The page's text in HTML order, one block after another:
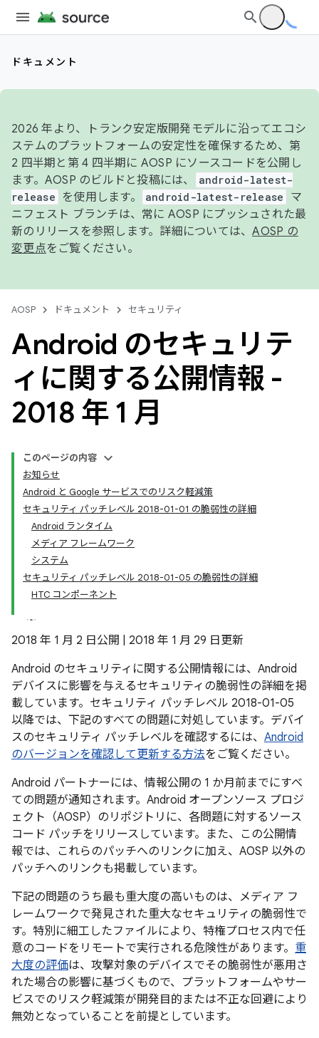
ドキュメント
2026 年より、トランク安定版開発モデルに沿ってエコシ
ステムのプラットフォームの安定性を確保するため、第
2 四半期と第 4 四半期に AOSP にソースコードを公開し
ます。AOSP のビルドと投稿には、
android-latest-
release
を使用します。 android-latest-release
マ
ニフェスト ブランチは、常に AOSP にプッシュされた最
新のリリースを参照します。詳細については、AOSP の
変更点をご覧ください。
AOSP ドキュメント セキュリティ
Android のセキュリテ
ィに関する公開情報 -
2018 年 1 月
このページの内容
お知らせ
Android と Google サービスでのリスク軽減策
セキュリティ パッチレベル 2018-01-01 の脆弱性の詳細
Android ランタイム
メディア フレームワーク
システム
セキュリティ パッチレベル 2018-01-05 の脆弱性の詳細
HTC コンポーネント
2018 年 1 月 2 日公開 | 2018 年 1 月 29 日更新
Android のセキュリティに関する公開情報には、Android
デバイスに影響を与えるセキュリティの脆弱性の詳細を掲
載しています。セキュリティ パッチレベル 2018-01-05
以降では、下記のすべての問題に対処しています。デバイ
スのセキュリティ パッチレベルを確認するには、 Android
のバージョンを確認して更新する方法をご覧ください。
Android パートナーには、情報公開の 1 か月前までにすべ
ての問題が通知されます。Android オープンソース プロジ
ェクト（AOSP）のリポジトリに、各問題に対するソース
コード パッチをリリースしています。また、この公開情
報では、これらのパッチへのリンクに加え、AOSP 以外の
パッチへのリンクも掲載しています。
下記の問題のうち最も重大度の高いものは、メディア フ
レームワークで発見された重大なセキュリティの脆弱性で
す。特別に細工したファイルにより、特権プロセス内で任
意のコードをリモートで実行される危険性があります。 重
大度の評価は、攻撃対象のデバイスでその脆弱性が悪用さ
れた場合の影響に基づくもので、プラットフォームやサー
ビスでのリスク軽減策が開発目的または不正な回避により
無効となっていることを前提としています。